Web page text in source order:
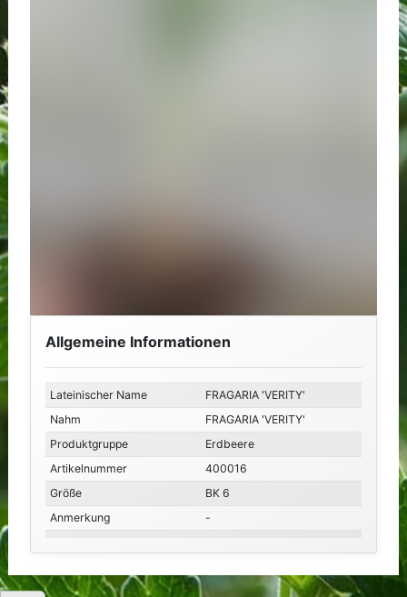
Allgemeine Informationen
Lateinischer Name
FRAGARIA 'VERITY'
Nahm
FRAGARIA 'VERITY'
Produktgruppe
Erdbeere
Artikelnummer
400016
Größe
BK 6
Anmerkung
-